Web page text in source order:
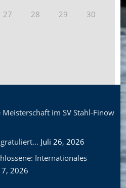
27 28 29 30
im SV Stahl-Finow
gratuliert… Juli 26, 2026
Internationales
7, 2026